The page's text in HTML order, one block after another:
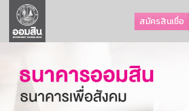
สมัครสินเชื่อ
ลูกค้าธุรกิจ
ลูกค้าผู้ประกอบรายย่อย
ออมเพื่อสุข
เกี่ยวกับธนาคาร